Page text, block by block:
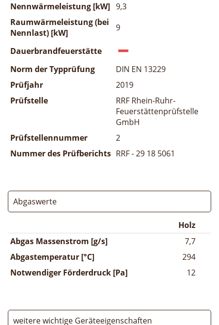
Nennwärmeleistung [kW] 9,3
Raumwärmeleistung (bei
Nennlast) [kW]
9
Dauerbrandfeuerstätte
Norm der Typprüfung
DIN EN 13229
Prüfjahr
2019
Prüfstelle
RRF Rhein-Ruhr-
Feuerstättenprüfstelle
GmbH
Prüfstellennummer
2
Nummer des Prüfberichts RRF - 29 18 5061
Abgaswerte
Holz
Abgas Massenstrom [g/s]
7,7
Abgastemperatur [°C]
294
Notwendiger Förderdruck [Pa]
12
weitere wichtige Geräteeigenschaften